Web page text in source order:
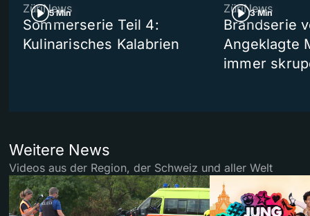
5 Min
ZüriNews
Sommerserie Teil 4:
Kulinarisches Kalabrien
3 Min
ZüriNews
Brandserie
Angeklagte
immer
Weitere News
Videos aus der Region, der Schweiz und aller Welt